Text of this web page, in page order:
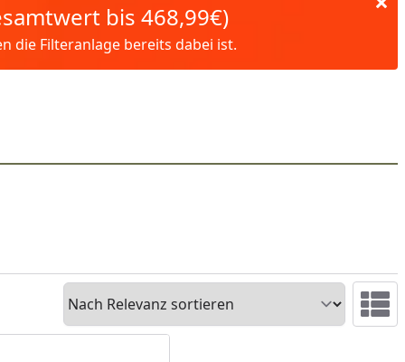
bis 468,99€)
die Filteranlage bereits dabei ist.
Sortieren